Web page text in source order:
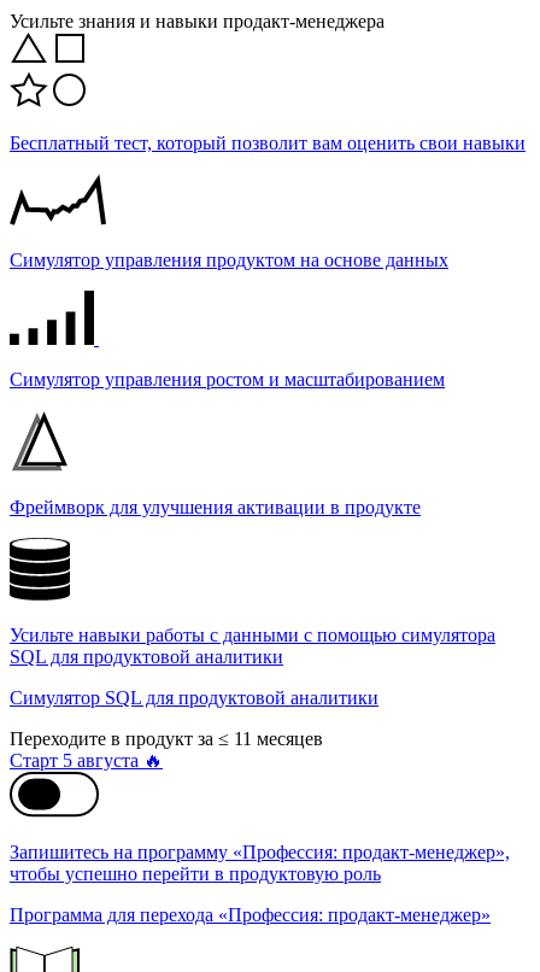
Усильте знания и навыки продакт-менеджера
Бесплатный тест, который позволит вам оценить свои навыки
Симулятор управления продуктом на основе данных
Симулятор управления ростом и масштабированием
Фреймворк для улучшения активации в продукте
Усильте навыки работы с данными с помощью симулятора
SQL для продуктовой аналитики
Симулятор SQL для продуктовой аналитики
Переходите в продукт за ≤ 11 месяцев
Старт 5 августа 🔥
Запишитесь на программу «Профессия: продакт-менеджер»,
чтобы успешно перейти в продуктовую роль
Программа для перехода «Профессия: продакт-менеджер»